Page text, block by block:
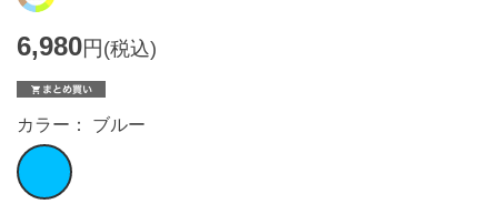
6,980円(税込)
カラー： ブルー